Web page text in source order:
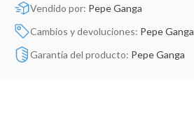
Vendido por: Pepe Ganga
Cambios y devoluciones: Pepe Ganga
Garantía del producto: Pepe Ganga